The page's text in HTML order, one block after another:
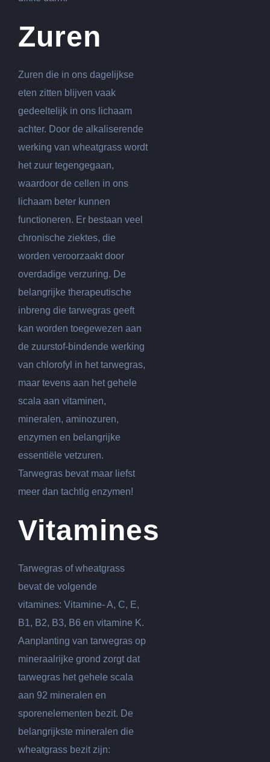
Zuren
Zuren die in ons dagelijkse
eten zitten blijven vaak
gedeeltelijk in ons lichaam
achter. Door de alkaliserende
werking van wheatgrass wordt
het zuur tegengegaan,
waardoor de cellen in ons
lichaam beter kunnen
functioneren. Er bestaan veel
chronische ziektes, die
worden veroorzaakt door
overdadige verzuring. De
belangrijke therapeutische
inbreng die tarwegras geeft
kan worden toegewezen aan
de zuurstof-bindende werking
van chlorofyl in het tarwegras,
maar tevens aan het gehele
scala aan vitaminen,
mineralen, aminozuren,
enzymen en belangrijke
essentiële vetzuren.
Tarwegras bevat maar liefst
meer dan tachtig enzymen!
Vitamines
Tarwegras of wheatgrass
bevat de volgende
vitamines: Vitamine- A, C, E,
B1, B2, B3, B6 en vitamine K.
Aanplanting van tarwegras op
mineraalrijke grond zorgt dat
tarwegras het gehele scala
aan 92 mineralen en
sporenelementen bezit. De
belangrijkste mineralen die
wheatgrass bezit zijn: